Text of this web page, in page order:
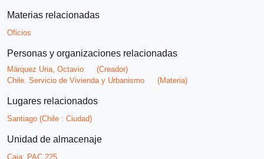
Materias relacionadas
Oficios
Personas y organizaciones relacionadas
Márquez Uria, Octavio
(Creador)
Chile. Servicio de Vivienda y Urbanismo
(Materia)
Lugares relacionados
Santiago (Chile : Ciudad)
Unidad de almacenaje
Caja: PAC 225